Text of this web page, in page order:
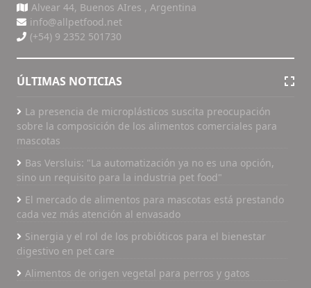
Alvear 44, Buenos AIres , Argentina
info@allpetfood.net
(+54) 9 2352 501730
ÚLTIMAS NOTICIAS
La presencia de microplásticos suscita preocupación
sobre la composición de los alimentos comerciales para
mascotas
Bas Versluis: "La automatización ya no es una opción,
sino un requisito para la industria pet food"
El mercado de alimentos para mascotas está prestando
cada vez más atención al envasado
Sinergia y el rol de los probióticos para el bienestar
digestivo en pet care
Alimentos de origen vegetal para perros y gatos